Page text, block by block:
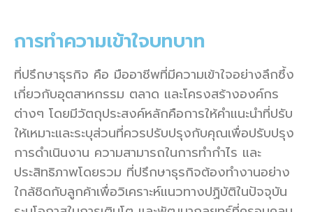
การทำความเข้าใจบทบาท
ที่ปรึกษาธุรกิจ คือ มืออาชีพที่มีความเข้าใจอย่างลึกซึ้ง
เกี่ยวกับอุตสาหกรรม ตลาด และโครงสร้างองค์กร
ต่างๆ โดยมีวัตถุประสงค์หลักคือการให้คำแนะนำที่ปรับ
ให้เหมาะและระบุส่วนที่ควรปรับปรุงกับคุณเพื่อปรับปรุง
การดำเนินงาน ความสามารถในการทำกำไร และ
ประสิทธิภาพโดยรวม ที่ปรึกษาธุรกิจต้องทำงานอย่าง
ใกล้ชิดกับลูกค้าเพื่อวิเคราะห์แนวทางปฏิบัติในปัจจุบัน